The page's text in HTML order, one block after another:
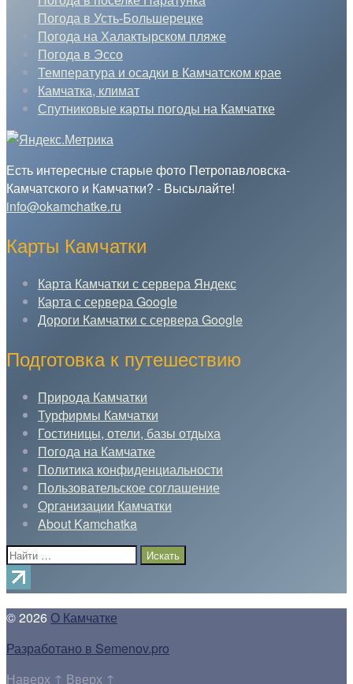
Погода в Усть-Большерецке
Погода на Халактырском пляже
Погода в Эссо
Температура и осадки в Камчатском крае
Камчатка, климат
Спутниковые карты погоды на Камчатке
Есть интересные старые фото Петропавловска-
Камчатского и Камчатки? - Высылайте!
info@okamchatke.ru
Карты Камчатки
Карта Камчатки с сервера Яндекс
Карта с сервера Google
Дороги Камчатки с сервера Google
Подготовка к путешествию
Природа Камчатки
Турфирмы Камчатки
Гостиницы, отели, базы отдыха
Погода на Камчатке
Политика конфиденциальности
Пользовательское соглашение
Организации Камчатки
About Kamchatka
Поиск:
© 2026 О Камчатке
Разработано в Semenov.pro
Наверх ↑ Вверх ↑